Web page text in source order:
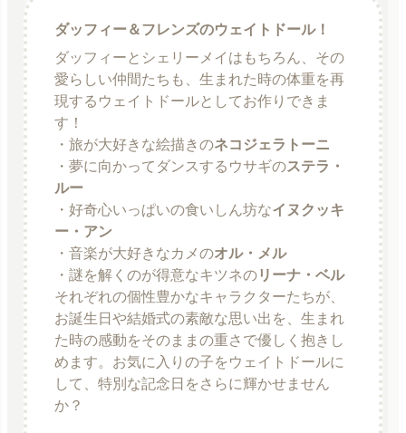
ダッフィー＆フレンズのウェイトドール！
ダッフィーとシェリーメイはもちろん、その
愛らしい仲間たちも、生まれた時の体重を再
現するウェイトドールとしてお作りできま
す！
・旅が大好きな絵描きのネコジェラトーニ
・夢に向かってダンスするウサギのステラ・
ルー
・好奇心いっぱいの食いしん坊なイヌクッキ
ー・アン
・音楽が大好きなカメのオル・メル
・謎を解くのが得意なキツネのリーナ・ベル
それぞれの個性豊かなキャラクターたちが、
お誕生日や結婚式の素敵な思い出を、生まれ
た時の感動をそのままの重さで優しく抱きし
めます。お気に入りの子をウェイトドールに
して、特別な記念日をさらに輝かせません
か？